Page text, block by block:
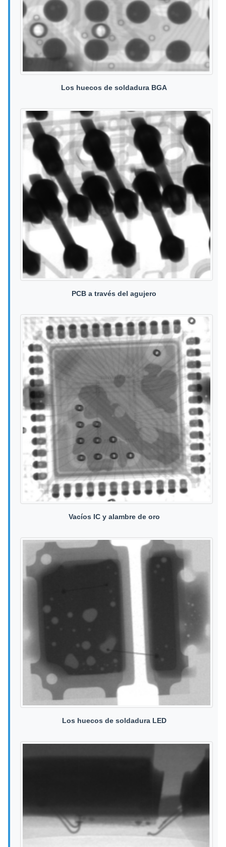
Los huecos de soldadura BGA
PCB a través del agujero
Vacíos IC y alambre de oro
Los huecos de soldadura LED